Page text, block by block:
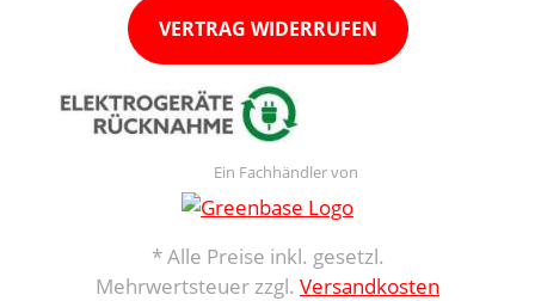
VERTRAG WIDERRUFEN
Ein Fachhändler von
* Alle Preise inkl. gesetzl.
Mehrwertsteuer zzgl. Versandkosten